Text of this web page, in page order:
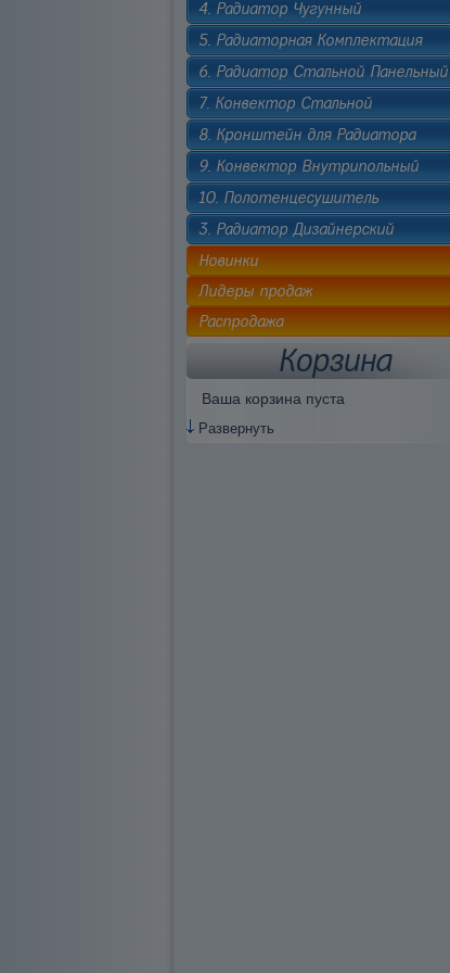
4. Радиатор Чугунный
5. Радиаторная Комплектация
6. Радиатор Стальной Панельный
7. Конвектор Стальной
8. Кронштейн для Радиатора
9. Конвектор Внутрипольный
10. Полотенцесушитель
3. Радиатор Дизайнерский
Новинки
Лидеры продаж
Распродажа
Корзина
Ваша корзина пуста
Развернуть